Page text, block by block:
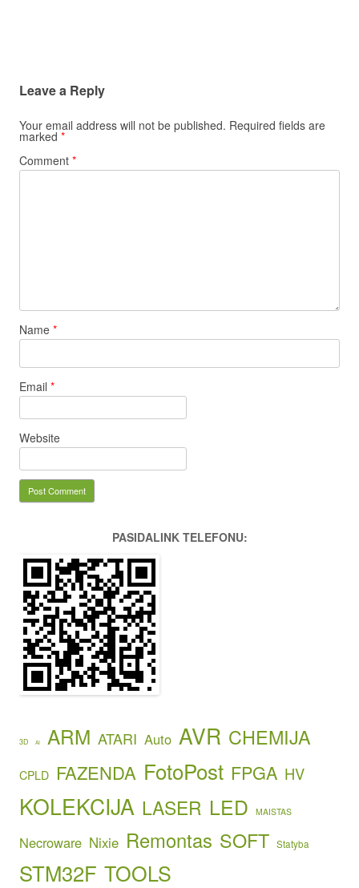
Leave a Reply
Your email address will not be published. Required fields are
marked *
Comment *
Name *
Email *
Website
PASIDALINK TELEFONU:
3D AI ARM ATARI Auto AVR CHEMIJA
CPLD FAZENDA FotoPost FPGA HV
KOLEKCIJA LASER LED MAISTAS
Necroware Nixie Remontas SOFT Statyba
STM32F TOOLS